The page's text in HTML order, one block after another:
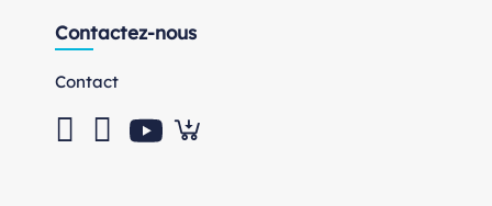
Contactez-nous
Contact